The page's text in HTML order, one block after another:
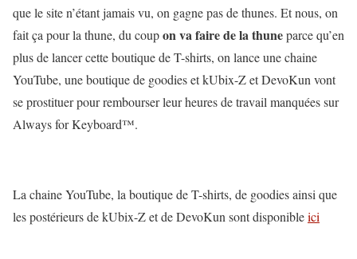
que le site n’étant jamais vu, on gagne pas de thunes. Et nous, on
fait ça pour la thune, du coupon va faire de la thuneparce qu’en
plus de lancer cette boutique de T-shirts, on lance une chaine
YouTube, une boutique de goodies et kUbix-Z et DevoKun vont
se prostituer pour rembourser leur heures de travail manquées sur
Always for Keyboard™.
La chaine YouTube, la boutique de T-shirts, de goodies ainsi que
les postérieurs de kUbix-Z et de DevoKun sont disponibleici